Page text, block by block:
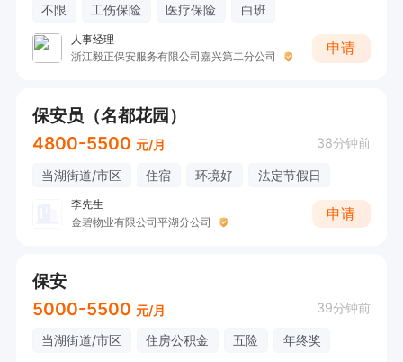
不限 工伤保险 医疗保险 白班
人事经理
浙江毅正保安服务有限公司嘉兴第二分公司
申请
保安员（名都花园）
4800-5500 元/月 38分钟前
当湖街道/市区 住宿 环境好 法定节假日
李先生
金碧物业有限公司平湖分公司
申请
保安
5000-5500 元/月 39分钟前
当湖街道/市区 住房公积金 五险 年终奖